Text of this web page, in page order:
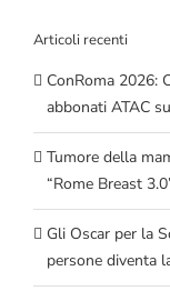
Articoli recenti
ConRoma 2026:
abbonati ATAC
Tumore della
“Rome Breast
Gli Oscar per la
persone diventa